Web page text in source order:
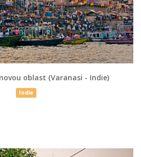
oblast (Varanasi - Indie)
Indie